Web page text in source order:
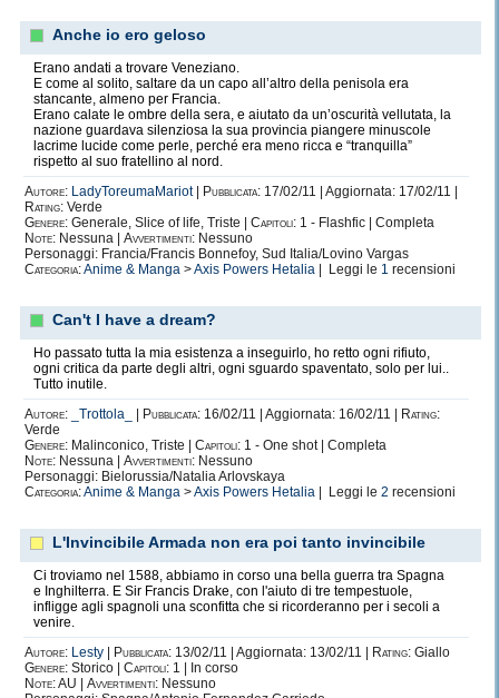
Anche io ero geloso
Erano andati a trovare Veneziano.
E come al solito, saltare da un capo all’altro della penisola era
stancante, almeno per Francia.
Erano calate le ombre della sera, e aiutato da un’oscurità vellutata, la
nazione guardava silenziosa la sua provincia piangere minuscole
lacrime lucide come perle, perché era meno ricca e “tranquilla”
rispetto al suo fratellino al nord.
Autore: LadyToreumaMariot| Pubblicata: 17/02/11 | Aggiornata: 17/02/11 |
Rating: Verde
Genere: Generale, Slice of life, Triste | Capitoli: 1 - Flashfic | Completa
Note: Nessuna | Avvertimenti: Nessuno
Personaggi: Francia/Francis Bonnefoy, Sud Italia/Lovino Vargas
Categoria:Anime & Manga >Axis Powers Hetalia | Leggi le 1 recensioni
Can't I have a dream?
Ho passato tutta la mia esistenza a inseguirlo, ho retto ogni rifiuto,
ogni critica da parte degli altri, ogni sguardo spaventato, solo per lui..
Tutto inutile.
Autore:
_Trottola_ Pubblicata: 16/02/11 | Aggiornata: 16/02/11 |
Rating:
Verde
Genere: Malinconico, Triste | Capitoli: 1 - One shot | Completa
Note: Nessuna | Avvertimenti: Nessuno
Personaggi: Bielorussia/Natalia Arlovskaya
Categoria:Anime & Manga >Axis Powers Hetalia | Leggi le 2 recensioni
L'Invincibile Armada non era poi tanto invincibile
Ci troviamo nel 1588, abbiamo in corso una bella guerra tra Spagna
e Inghilterra. E Sir Francis Drake, con l'aiuto di tre tempestuole,
infligge agli spagnoli una sconfitta che si ricorderanno per i secoli a
venire.
Autore: Lesty Pubblicata: 13/02/11 | Aggiornata: 13/02/11 | Rating: Giallo
Genere: Storico | Capitoli: 1 | In corso
Note:AU | Avvertimenti: Nessuno